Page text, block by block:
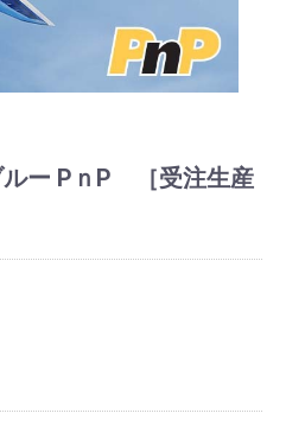
ー PｎP ［受注生産